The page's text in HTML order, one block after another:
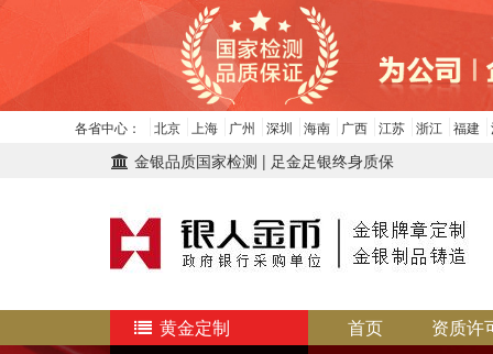
各省中心： 北京 上海 广州 深圳 海南 广西 江苏 浙江 福建
金银品质国家检测 | 足金足银终身质保
黄金定制 首页 资质许